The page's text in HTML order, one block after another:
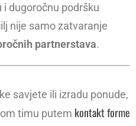
dugoročnu podršku
nije samo zatvaranje
partnerstava.
savjete ili izradu ponude,
timu putem kontakt forme